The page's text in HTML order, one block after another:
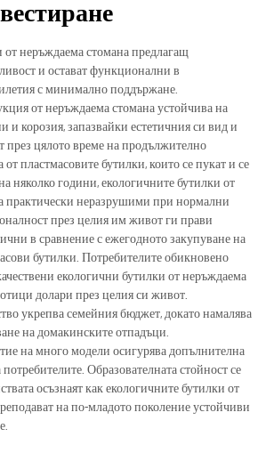
от неръждаема стомана предлагащ
и остават функционални в
с минимално поддържане.
от неръждаема стомана устойчива на
и корозия, запазвайки естетичния си вид и
през цялото време на продължително
от пластмасовите бутилки, които се пукат и се
няколко години, екологичните бутилки от
практически неразрушими при нормални
през целия им живот ги прави
в сравнение с ежегодното закупуване на
бутилки. Потребителите обикновено
екологични бутилки от неръждаема
долари през целия си живот.
укрепва семейния бюджет, докато намалява
на домакинските отпадъци.
на много модели осигурява допълнителна
Образователната стойност се
осъзнаят как екологичните бутилки от
на по-младото поколение устойчиви